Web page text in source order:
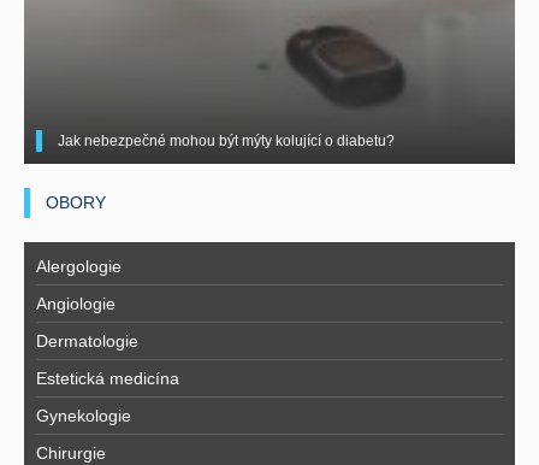
Jak nebezpečné mohou být mýty kolující o diabetu?
OBORY
Alergologie
Angiologie
Dermatologie
Estetická medicína
Gynekologie
Chirurgie